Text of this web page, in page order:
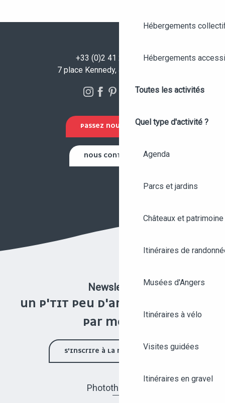
Hébergements
Hébergements
Toutes les activités
Quel type d'activité ?
Agenda
Parcs et jardins
Châteaux et patrimoine
Itinéraires de
Musées d'Angers
Itinéraires à vélo
Visites guidées
Itinéraires en gravel
+33 (0)2 41 23 50 00
7 place Kennedy, 49100 Angers
PASSEZ NOUS VOIR !
NOUS CONTACTER
Newsletter
UN P'TIT PEU D'ANGERS UNE FOIS
PAR MOIS !
S'INSCRIRE À LA NEWSLETTER
Photothèque